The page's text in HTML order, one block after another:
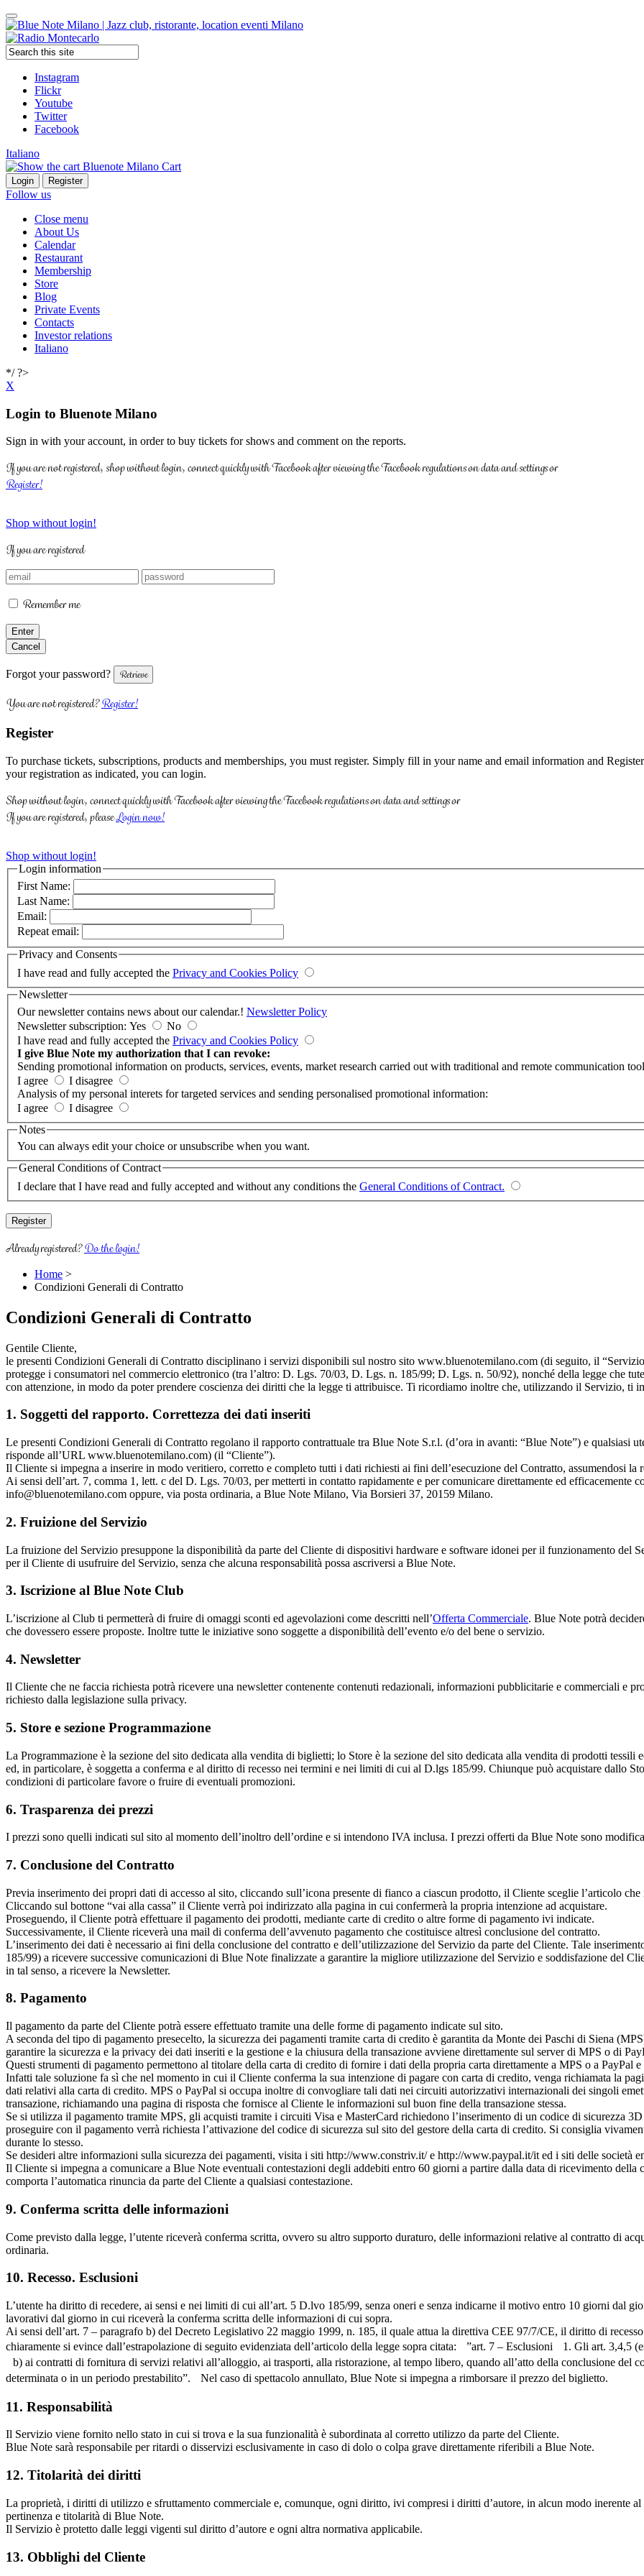
Instagram
Flickr
Youtube
Twitter
Facebook
Italiano
Cart
Follow us
Close menu
About Us
Calendar
Restaurant
Membership
Store
Blog
Private Events
Contacts
Investor relations
Italiano
*/ ?>
X
Login to Bluenote Milano
Sign in with your account, in order to buy tickets for shows and comment on the reports.
If you are not registered, shop without login, connect quickly with Facebook after viewing the Facebook regulations on data and settings or
Register!
Shop without login!
If you are registered
Remember me
Forgot your password?
You are not registered?Register!
Register
To purchase tickets, subscriptions, products and memberships, you must register. Simply fill in your name and email information and
your registration as indicated, you can login.
Shop without login, connect quickly with Facebook after viewing the Facebook regulations on data and settings or
If you are registered, pleaseLogin now!
Shop without login!
Login information
First Name:
Last Name:
Email:
Repeat email:
Privacy and Consents
I have read and fully accepted the Privacy and Cookies Policy
Newsletter
Our newsletter contains news about our calendar.! Newsletter Policy
Newsletter subscription: Yes
No
I have read and fully accepted the Privacy and Cookies Policy
I give Blue Note my authorization that I can revoke:
Sending promotional information on products, services, events, market research carried out with traditional and remote communication
I agree
I disagree
Analysis of my personal interets for targeted services and sending personalised promotional information:
I agree
I disagree
Notes
You can always edit your choice or unsubscribe when you want.
General Conditions of Contract
I declare that I have read and fully accepted and without any conditions the General Conditions of Contract.
Already registered?Do the login!
Home >
Condizioni Generali di Contratto
Condizioni Generali di Contratto
Gentile Cliente,
le presenti Condizioni Generali di Contratto disciplinano i servizi disponibili sul nostro sito www.bluenotemilano.com (di seguito, il
protegge i consumatori nel commercio elettronico (tra l’altro: D. Lgs. 70/03, D. Lgs. n. 185/99; D. Lgs. n. 50/92), nonché della legge che
con attenzione, in modo da poter prendere coscienza dei diritti che la legge ti attribuisce. Ti ricordiamo inoltre che, utilizzando il Servizio, ti
1. Soggetti del rapporto. Correttezza dei dati inseriti
Le presenti Condizioni Generali di Contratto regolano il rapporto contrattuale tra Blue Note S.r.l. (d’ora in avanti: “Blue Note”) e qualsiasi
risponde all’URL www.bluenotemilano.com) (il “Cliente”).
Il Cliente si impegna a inserire in modo veritiero, corretto e completo tutti i dati richiesti ai fini dell’esecuzione del Contratto, assumendosi la
Ai sensi dell’art. 7, comma 1, lett. c del D. Lgs. 70/03, per metterti in contatto rapidamente e per comunicare direttamente ed
info@bluenotemilano.com oppure, via posta ordinaria, a Blue Note Milano, Via Borsieri 37, 20159 Milano.
2. Fruizione del Servizio
La fruizione del Servizio presuppone la disponibilità da parte del Cliente di dispositivi hardware e software idonei per il funzionamento del
per il Cliente di usufruire del Servizio, senza che alcuna responsabilità possa ascriversi a Blue Note.
3. Iscrizione al Blue Note Club
L’iscrizione al Club ti permetterà di fruire di omaggi sconti ed agevolazioni come descritti nell’Offerta Commerciale. Blue Note potrà
che dovessero essere proposte. Inoltre tutte le iniziative sono soggette a disponibilità dell’evento e/o del bene o servizio.
4. Newsletter
Il Cliente che ne faccia richiesta potrà ricevere una newsletter contenente contenuti redazionali, informazioni pubblicitarie e commerciali e
richiesto dalla legislazione sulla privacy.
5. Store e sezione Programmazione
La Programmazione è la sezione del sito dedicata alla vendita di biglietti; lo Store è la sezione del sito dedicata alla vendita di prodotti
ed, in particolare, è soggetta a conferma e al diritto di recesso nei termini e nei limiti di cui al D.lgs 185/99. Chiunque può acquistare dallo
condizioni di particolare favore o fruire di eventuali promozioni.
6. Trasparenza dei prezzi
I prezzi sono quelli indicati sul sito al momento dell’inoltro dell’ordine e si intendono IVA inclusa. I prezzi offerti da Blue Note sono
7. Conclusione del Contratto
Previa inserimento dei propri dati di accesso al sito, cliccando sull’icona presente di fianco a ciascun prodotto, il Cliente sceglie l’articolo che
Cliccando sul bottone “vai alla cassa” il Cliente verrà poi indirizzato alla pagina in cui confermerà la propria intenzione ad acquistare.
Proseguendo, il Cliente potrà effettuare il pagamento dei prodotti, mediante carte di credito o altre forme di pagamento ivi indicate.
Successivamente, il Cliente riceverà una mail di conferma dell’avvenuto pagamento che costituisce altresì conclusione del contratto.
L’inserimento dei dati è necessario ai fini della conclusione del contratto e dell’utilizzazione del Servizio da parte del Cliente. Tale
185/99) a ricevere successive comunicazioni di Blue Note finalizzate a garantire la migliore utilizzazione del Servizio e soddisfazione del
in tal senso, a ricevere la Newsletter.
8. Pagamento
Il pagamento da parte del Cliente potrà essere effettuato tramite una delle forme di pagamento indicate sul sito.
A seconda del tipo di pagamento presecelto, la sicurezza dei pagamenti tramite carta di credito è garantita da Monte dei Paschi di Siena
garantire la sicurezza e la privacy dei dati inseriti e la gestione e la chiusura della transazione avviene direttamente sul server di MPS o di
Questi strumenti di pagamento permettono al titolare della carta di credito di fornire i dati della propria carta direttamente a MPS o a PayPal
Infatti tale soluzione fa sì che nel momento in cui il Cliente conferma la sua intenzione di pagare con carta di credito, venga richiamata la
dati relativi alla carta di credito. MPS o PayPal si occupa inoltre di convogliare tali dati nei circuiti autorizzativi internazionali dei singoli
transazione, richiamando una pagina di risposta che fornisce al Cliente le informazioni sul buon fine della transazione stessa.
Se si utilizza il pagamento tramite MPS, gli acquisti tramite i circuiti Visa e MasterCard richiedono l’inserimento di un codice di sicurezza
proseguire con il pagamento verrà richiesta l’attivazione del codice di sicurezza sul sito del gestore della carta di credito. Si consiglia
durante lo stesso.
Se desideri altre informazioni sulla sicurezza dei pagamenti, visita i siti http://www.constriv.it/ e http://www.paypal.it/it ed i siti delle società
Il Cliente si impegna a comunicare a Blue Note eventuali contestazioni degli addebiti entro 60 giorni a partire dalla data di ricevimento
comporta l’automatica rinuncia da parte del Cliente a qualsiasi contestazione.
9. Conferma scritta delle informazioni
Come previsto dalla legge, l’utente riceverà conferma scritta, ovvero su altro supporto duraturo, delle informazioni relative al contratto di
ordinaria.
10. Recesso. Esclusioni
L’utente ha diritto di recedere, ai sensi e nei limiti di cui all’art. 5 D.lvo 185/99, senza oneri e senza indicarne il motivo entro 10 giorni dal
lavorativi dal giorno in cui riceverà la conferma scritta delle informazioni di cui sopra.
Ai sensi dell’art. 7 – paragrafo b) del Decreto Legislativo 22 maggio 1999, n. 185, il quale attua la direttiva CEE 97/7/CE, il diritto di
chiaramente si evince dall’estrapolazione di seguito evidenziata dell’articolo della legge sopra citata: ”art. 7 – Esclusioni 1. Gli art. 3,4,5
b) ai contratti di fornitura di servizi relativi all’alloggio, ai trasporti, alla ristorazione, al tempo libero, quando all’atto della conclusione del
determinata o in un periodo prestabilito”. Nel caso di spettacolo annullato, Blue Note si impegna a rimborsare il prezzo del biglietto.
11. Responsabilità
Il Servizio viene fornito nello stato in cui si trova e la sua funzionalità è subordinata al corretto utilizzo da parte del Cliente.
Blue Note sarà responsabile per ritardi o disservizi esclusivamente in caso di dolo o colpa grave direttamente riferibili a Blue Note.
12. Titolarità dei diritti
La proprietà, i diritti di utilizzo e sfruttamento commerciale e, comunque, ogni diritto, ivi compresi i diritti d’autore, in alcun modo inerente
pertinenza e titolarità di Blue Note.
Il Servizio è protetto dalle leggi vigenti sul diritto d’autore e ogni altra normativa applicabile.
13. Obblighi del Cliente